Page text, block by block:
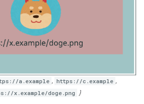
a.example , https://c.example ,
x.example/doge.png }